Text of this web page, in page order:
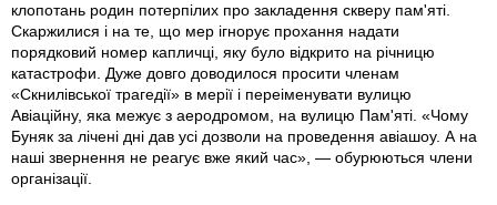
клопотань родин потерпілих про закладення скверу пам'яті.
Скаржилися і на те, що мер ігнорує прохання надати
порядковий номер капличці, яку було відкрито на річницю
катастрофи. Дуже довго доводилося просити членам
«Скнилівської трагедії» в мерії і переіменувати вулицю
Авіаційну, яка межує з аеродромом, на вулицю Пам'яті. «Чому
Буняк за лічені дні дав усі дозволи на проведення авіашоу. А на
наші звернення не реагує вже який час», — обурюються члени
організації.